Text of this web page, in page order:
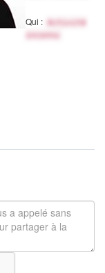
Qui :
Activité
inconnu